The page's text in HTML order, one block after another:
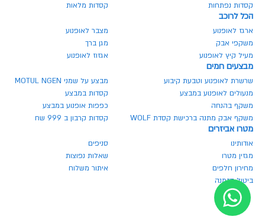
קסדות נפתחות
קסדות מלאות
הכל לרוכב
ארגז לאופנוע
מצבר לאופנוע
משקפי אבק
מגן ברך
מעיל קיץ לאופנוע
אגזוז לאופנוע
מבצעים חמים
שרשרת לאופנוע וטבעת קיבוע
מבצע על שמני MOTUL NGEN
מנעולים לאופנוע במבצע
קסדות במבצע
משקף בהנחה
כפפות אופנוע במבצע
משקף אבק מתנה ברכישת קסדת WOLF
קסדות קרבון ב 999 שח
מטרו אביזרים
אודותינו
סניפים
מגזין מטרו
שאלות נפוצות
מחירון חלפים
איתור משלוח
ביטול הזמנה